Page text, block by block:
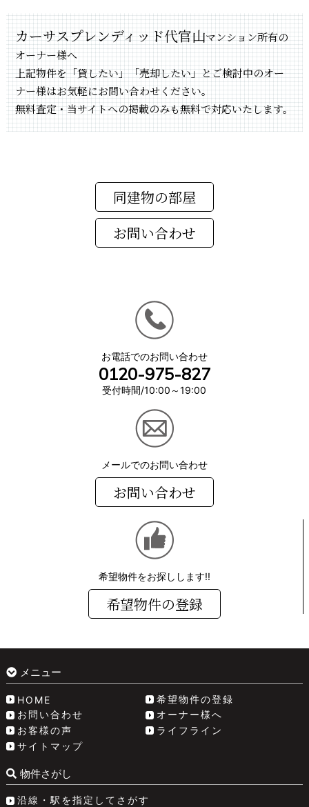
カーサスプレンディッド代官山マンション所有の
オーナー様へ
上記物件を「貸したい」「売却したい」とご検討中のオー
ナー様はお気軽にお問い合わせください。
無料査定・当サイトへの掲載のみも無料で対応いたします。
同建物の部屋
お電話でのお問い合わせ
0120-975-827
受付時間/10:00～19:00
メールでのお問い合わせ
お問い合わせ
希望物件をお探しします!!
希望物件の登録
メニュー
HOME
希望物件の登録
お問い合わせ
オーナー様へ
お客様の声
ライフライン
サイトマップ
物件さがし
沿線・駅を指定してさがす